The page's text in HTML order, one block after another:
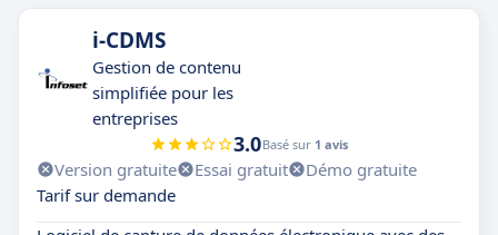
i-CDMS
Gestion de contenu
simplifiée pour les
entreprises
3.0Basé sur 1 avis
Version gratuite Essai gratuit
Démo gratuite
Tarif sur demande